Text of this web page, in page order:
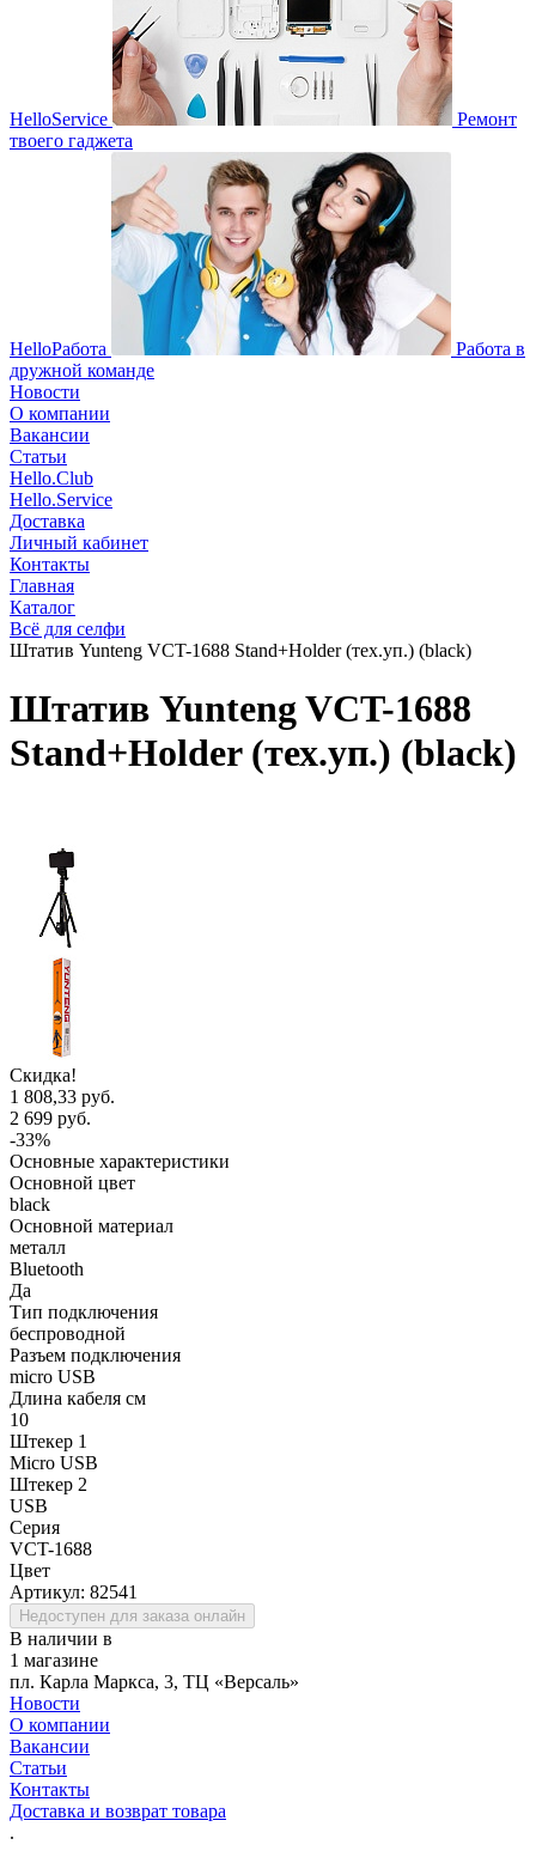
HelloService
Ремонт
твоего гаджета
HelloРабота
Работа в
дружной команде
Новости
О компании
Вакансии
Статьи
Hello.Club
Hello.Service
Доставка
Личный кабинет
Контакты
Главная
Каталог
Всё для селфи
Штатив Yunteng VCT-1688 Stand+Holder (тех.уп.) (black)
Штатив Yunteng VCT-1688
Stand+Holder (тех.уп.) (black)
Скидка!
1 808,33 руб.
2 699 руб.
-33%
Основные характеристики
Основной цвет
black
Основной материал
металл
Bluetooth
Да
Тип подключения
беспроводной
Разъем подключения
micro USB
Длина кабеля см
10
Штекер 1
Micro USB
Штекер 2
USB
Серия
VCT-1688
Цвет
Артикул: 82541
Недоступен для заказа онлайн
В наличии в
1 магазине
пл. Карла Маркса, 3, ТЦ «Версаль»
Новости
О компании
Вакансии
Статьи
Контакты
Доставка и возврат товара
.